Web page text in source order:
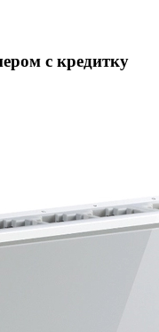
с кредитку